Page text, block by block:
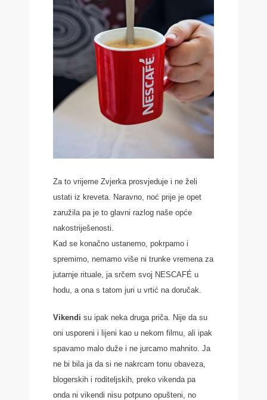
Za to vrijeme Zvjerka prosvjeduje i ne želi
ustati iz kreveta. Naravno, noć prije je opet
zaružila pa je to glavni razlog naše opće
nakostriješenosti.
Kad se konačno ustanemo, pokrpamo i
spremimo, nemamo više ni trunke vremena za
jutarnje rituale, ja srčem svoj NESCAFÉ u
hodu, a ona s tatom juri u vrtić na doručak.
Vikendi su ipak neka druga priča. Nije da su
oni usporeni i lijeni kao u nekom filmu, ali ipak
spavamo malo duže i ne jurcamo mahnito. Ja
ne bi bila ja da si ne nakrcam tonu obaveza,
blogerskih i roditeljskih, preko vikenda pa
onda ni vikendi nisu potpuno opušteni, no